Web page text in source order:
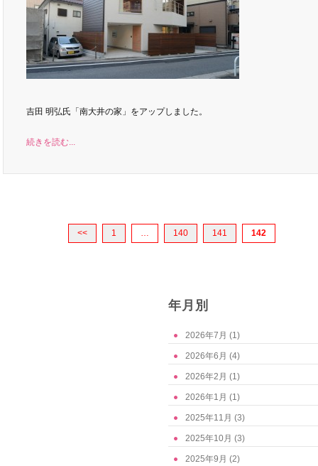
吉田 明弘氏「南大井の家」をアップしました。
続きを読む...
<< 1 … 140 141 142
年月別
2026年7月 (1)
2026年6月 (4)
2026年2月 (1)
2026年1月 (1)
2025年11月 (3)
2025年10月 (3)
2025年9月 (2)